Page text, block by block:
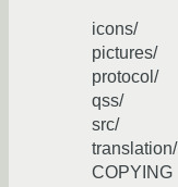
icons/
pictures/
protocol/
qss/
src/
translation/
COPYING